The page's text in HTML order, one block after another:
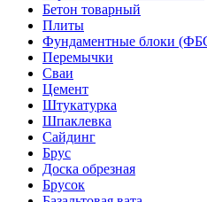
Бетон товарный
Плиты
Фундаментные блоки
Перемычки
Сваи
Цемент
Штукатурка
Шпаклевка
Сайдинг
Брус
Доска обрезная
Брусок